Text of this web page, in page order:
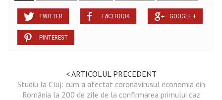
TWITTER FACEBOOK GOOGLE +
PINTEREST
< ARTICOLUL PRECEDENT
Studiu la Cluj: cum a afectat coronavirusul economia din
România la 200 de zile de la confirmarea primului caz